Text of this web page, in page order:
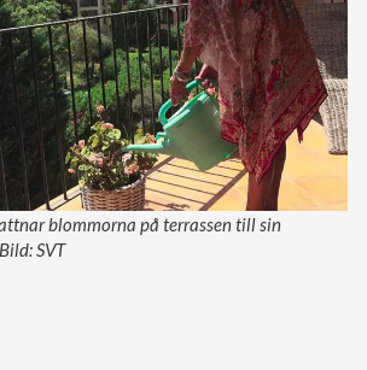
blommorna på terrassen till sin
SVT